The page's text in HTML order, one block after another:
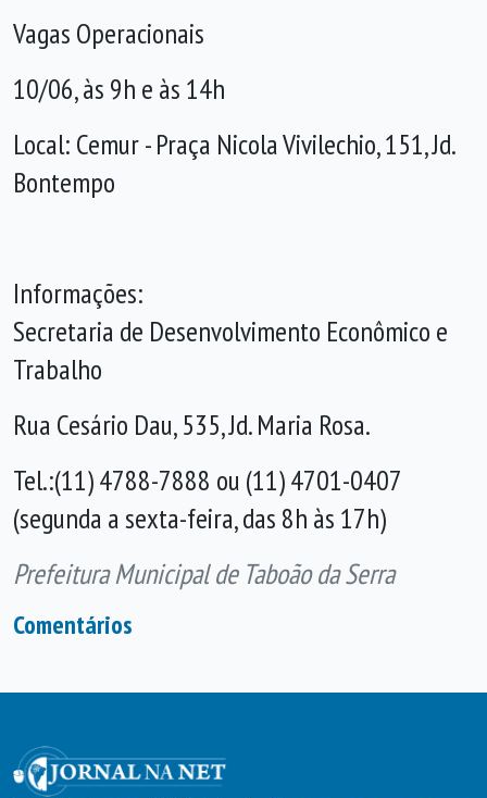
Vagas Operacionais
10/06, às 9h e às 14h
Local: Cemur - Praça Nicola Vivilechio, 151, Jd.
Bontempo
Informações:
Secretaria de Desenvolvimento Econômico e
Trabalho
Rua Cesário Dau, 535, Jd. Maria Rosa.
Tel.:(11) 4788-7888 ou (11) 4701-0407
(segunda a sexta-feira, das 8h às 17h)
Prefeitura Municipal de Taboão da Serra
Comentários